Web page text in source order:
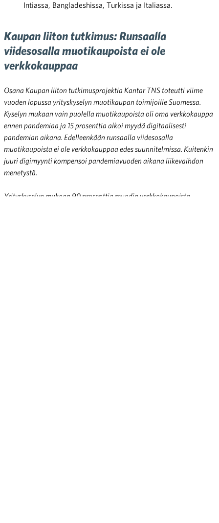
Intiassa, Bangladeshissa, Turkissa ja Italiassa.
Kaupan liiton tutkimus: Runsaalla
viidesosalla muotikaupoista ei ole
verkkokauppaa
Osana Kaupan liiton tutkimusprojektia Kantar TNS toteutti viime
vuoden lopussa yrityskyselyn muotikaupan toimijoille Suomessa.
Kyselyn mukaan vain puolella muotikaupoista oli oma verkkokauppa
ennen pandemiaa ja 15 prosenttia alkoi myydä digitaalisesti
pandemian aikana. Edelleenkään runsaalla viidesosalla
muotikaupoista ei ole verkkokauppaa edes suunnitelmissa. Kuitenkin
juuri digimyynti kompensoi pandemiavuoden aikana liikevaihdon
menetystä.
Yrityskyselyn mukaan 90 prosenttia muodin verkkokaupoista